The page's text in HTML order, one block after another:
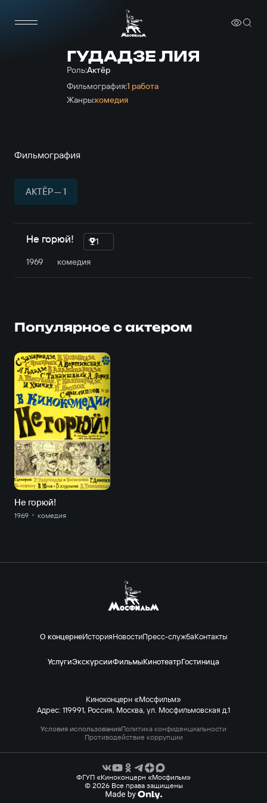
ГУДАДЗЕ ЛИЯ
Роль:Актёр
Фильмография:1 работа
Жанры:комедия
Фильмография
АКТЁР — 1
Не горюй!
1
1969
комедия
Популярное с актером
Не горюй!
1969 комедия
О концернеИсторияНовостиПресс-службаКонтакты
УслугиЭкскурсииФильмыКинотеатрГостиница
Киноконцерн «Мосфильм»
Адрес: 119991, Россия, Москва, ул. Мосфильмовская д.1
Условия использованияПолитика конфиденциальности
Противодействие коррупции
ФГУП «Киноконцерн «Мосфильм»
© 2026 Все права защищены